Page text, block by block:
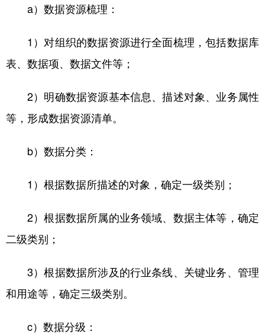
a）数据资源梳理：
1）对组织的数据资源进行全面梳理，包括数据库
表、数据项、数据文件等；
2）明确数据资源基本信息、描述对象、业务属性
等，形成数据资源清单。
b）数据分类：
1）根据数据所描述的对象，确定一级类别；
2）根据数据所属的业务领域、数据主体等，确定
二级类别；
3）根据数据所涉及的行业条线、关键业务、管理
和用途等，确定三级类别。
c）数据分级：